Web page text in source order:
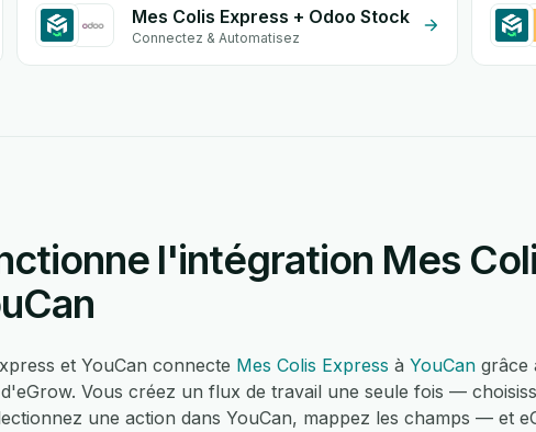
Mes Colis Express + Odoo Stock
Connectez & Automatisez
l'intégration Mes
et YouCan connecte Mes Colis Express à YouCan grâce
Vous créez un flux de travail une seule fois —
une action dans YouCan, mappez les champs — et